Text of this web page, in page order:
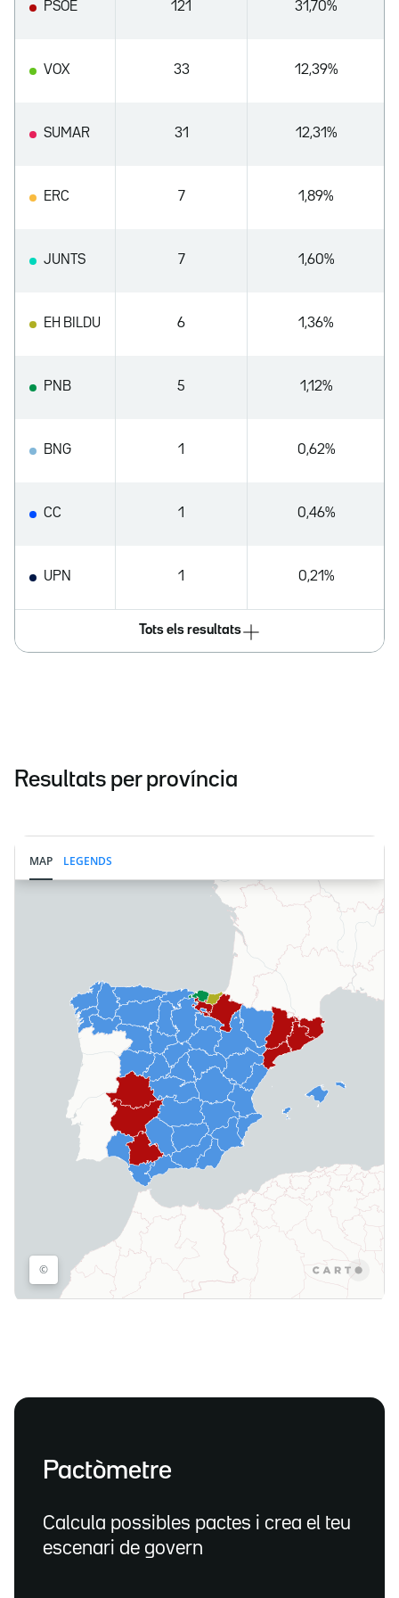
PSOE 121 31,70%
VOX 33 12,39%
SUMAR 31 12,31%
ERC 7 1,89%
JUNTS 7 1,60%
EH BILDU 6 1,36%
PNB 5 1,12%
BNG 1 0,62%
CC 1 0,46%
UPN 1 0,21%
Tots els resultats
Resultats per província
Pactòmetre
Calcula possibles pactes i crea el teu
escenari de govern